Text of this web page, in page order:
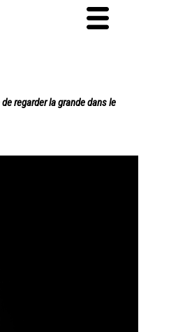
regarder la grande dans le